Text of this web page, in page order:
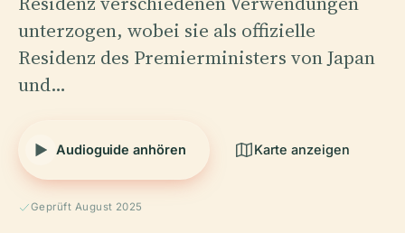
unterzogen, wobei sie als offizielle
Residenz des Premierministers von Japan
und…
Audioguide anhören Karte anzeigen
Geprüft August 2025